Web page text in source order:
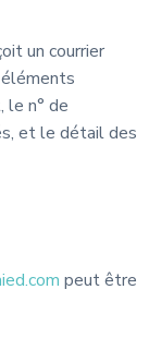
un courrier
le n° de
et le détail des
peut être